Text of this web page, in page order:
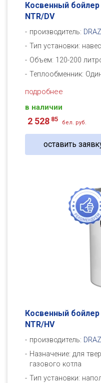
Косвенный бойлер
NTR/DV
производитель:
Тип установки:
Объем: 120-200
Теплообменник:
подробнее
в наличии
2 528 85 бел. руб.
оставить
Косвенный бойлер
NTR/HV
производитель:
Назначение: для
газового котла
Тип установки: